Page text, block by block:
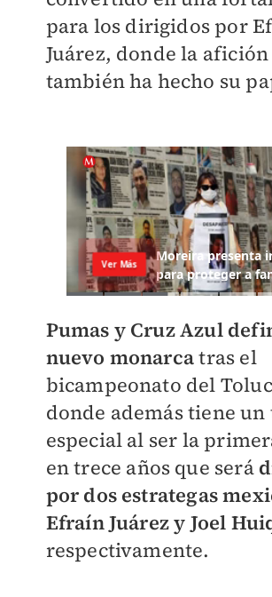
para los dirigidos por
Juárez, donde la afición
también ha hecho su
Pumas y Cruz Azul
nuevo monarcatras el
bicampeonato del
donde además tiene un
especial al ser la
en trece años que será
por dos estrategas
Efraín Juárez y Joel
respectivamente.